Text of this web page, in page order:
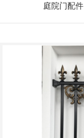
庭院门配件